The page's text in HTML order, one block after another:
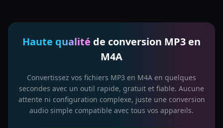
Haute qualité de conversion MP3 en
M4A
Convertissez vos fichiers MP3 en M4A en quelques
secondes avec un outil rapide, gratuit et fiable. Aucune
attente ni configuration complexe, juste une conversion
audio simple compatible avec tous vos appareils.